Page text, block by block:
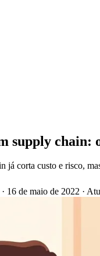
supply chain:
corta custo e risco,
· 16 de maio de 2022 ·